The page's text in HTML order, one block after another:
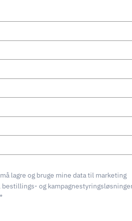
lagre og bruge mine data til marketing
og